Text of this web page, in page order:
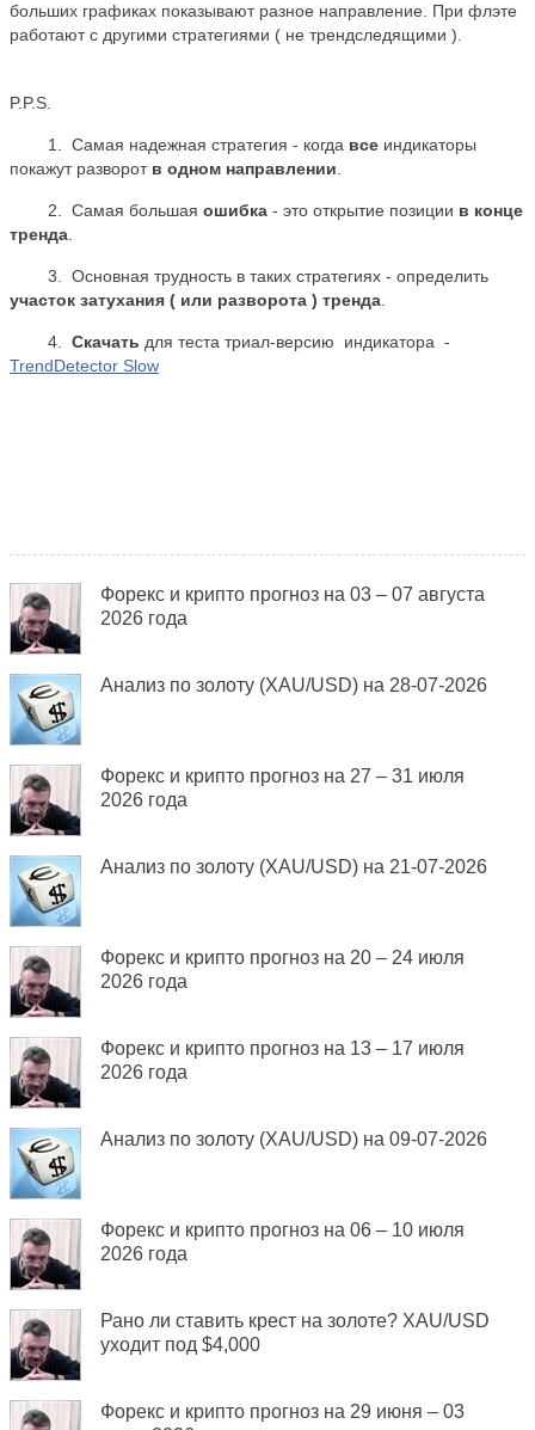
больших графиках показывают разное направление. При флэте
работают с другими стратегиями ( не трендследящими ).
P.P.S.
1. Самая надежная стратегия - когда все индикаторы
покажут разворотв одном направлении
2. Самая большая ошибка - это открытие позиции в конце
тренда
3. Основная трудность в таких стратегиях - определить
участок затухания ( или разворота ) тренда
4. Скачать для теста триал-версию индикатора -
TrendDetector Slow
Форекс и крипто прогноз на 03 – 07 августа
2026 года
Анализ по золоту (XAU/USD) на 28-07-2026
Форекс и крипто прогноз на 27 – 31 июля
2026 года
Анализ по золоту (XAU/USD) на 21-07-2026
Форекс и крипто прогноз на 20 – 24 июля
2026 года
Форекс и крипто прогноз на 13 – 17 июля
2026 года
Анализ по золоту (XAU/USD) на 09-07-2026
Форекс и крипто прогноз на 06 – 10 июля
2026 года
Рано ли ставить крест на золоте? XAU/USD
уходит под $4,000
Форекс и крипто прогноз на 29 июня – 03